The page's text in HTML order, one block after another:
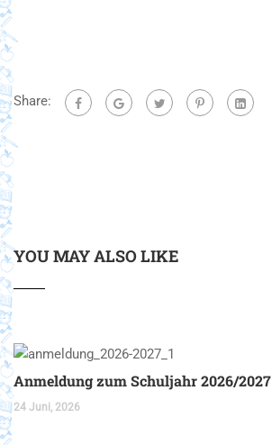
Share:
YOU MAY ALSO LIKE
Anmeldung zum Schuljahr 2026/2027
24 Juni, 2026